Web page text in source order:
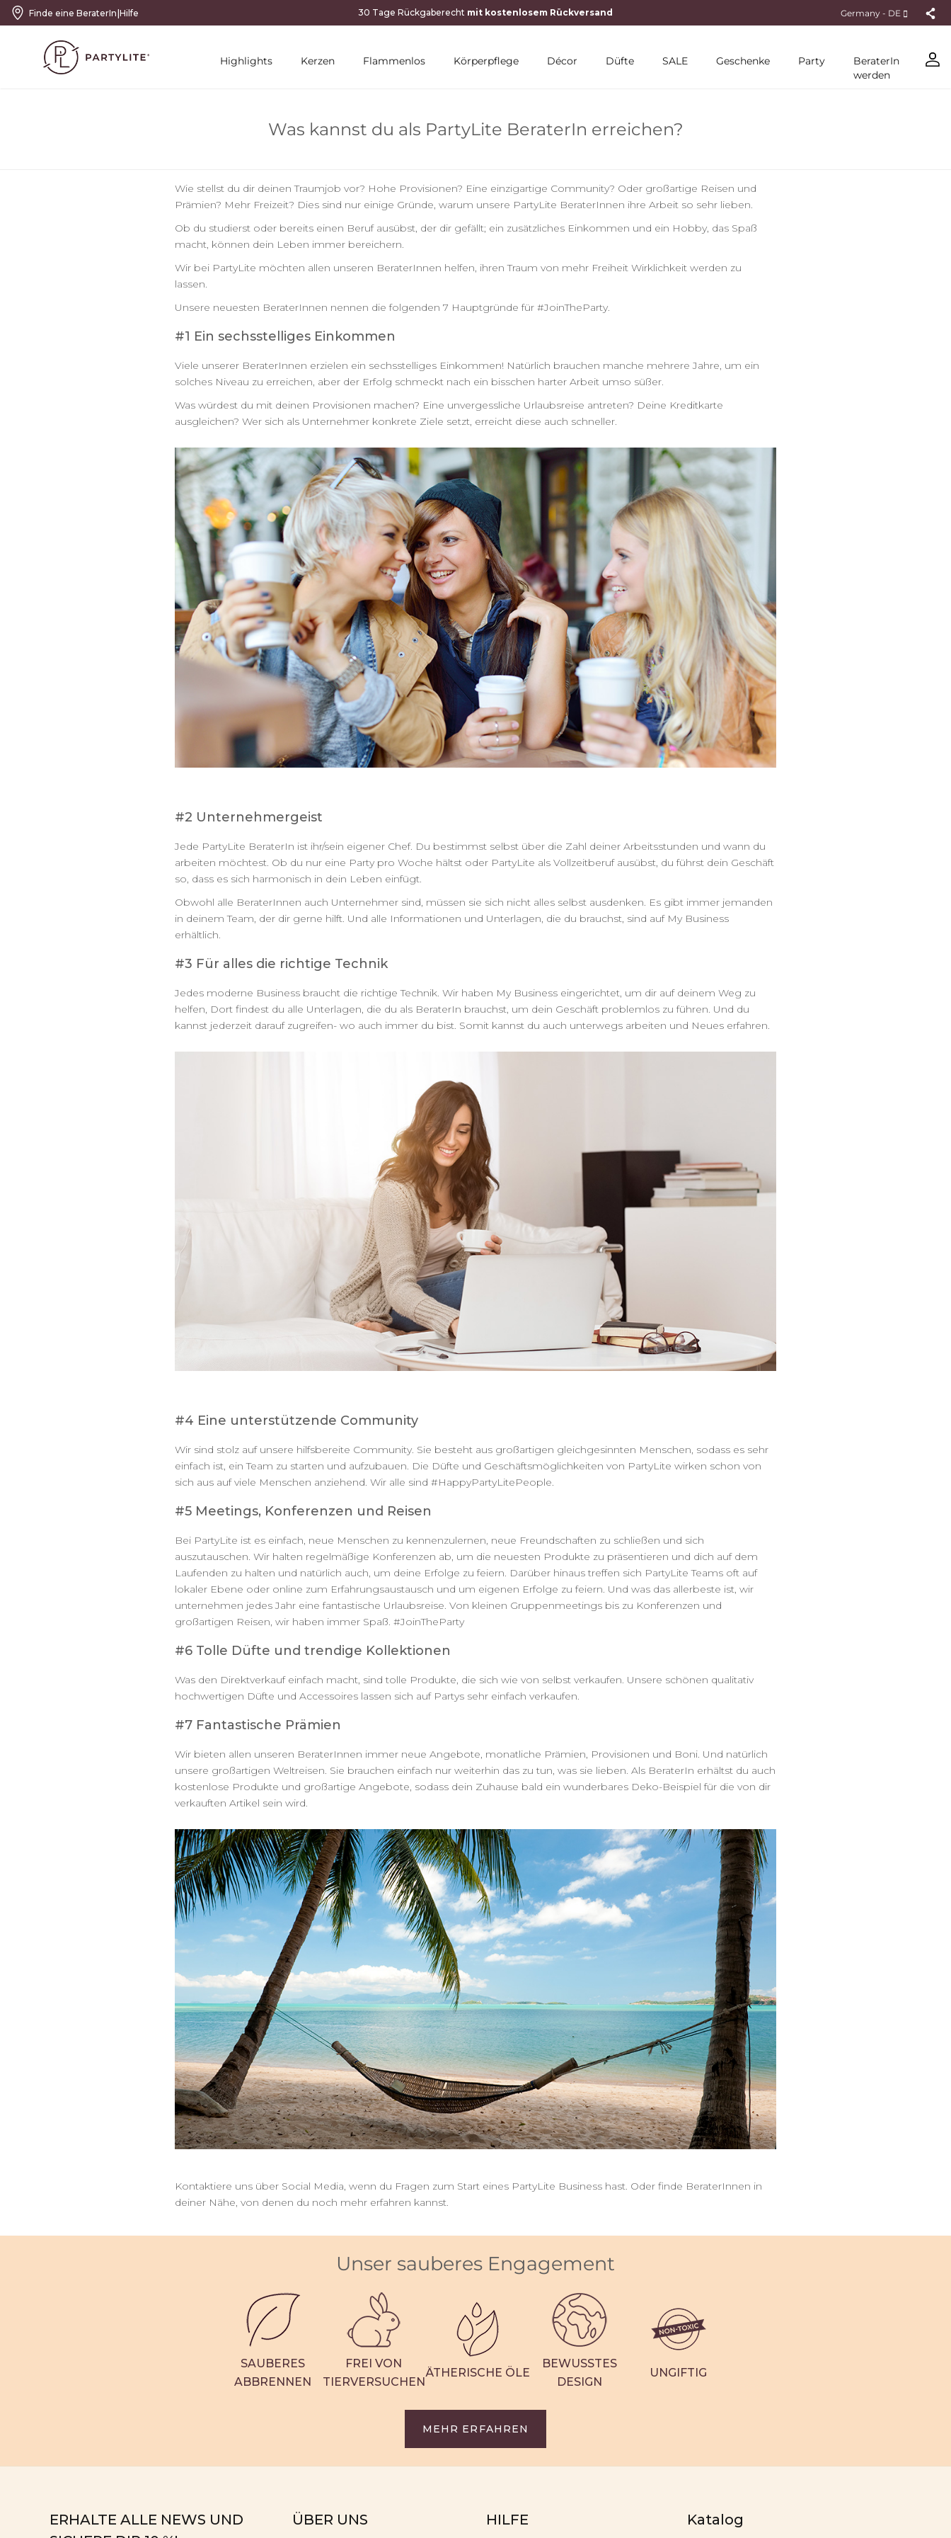
Finde eine BeraterIn|Hilfe 10 % RABATT MIT NEWSLETTER Germany - DE
Highlights Kerzen Flammenlos Körperpflege Décor Düfte SALE Geschenke Party
BeraterIn
werden
Was kannst du als PartyLite BeraterIn erreichen?
Wie stellst du dir deinen Traumjob vor? Hohe Provisionen? Eine einzigartige Community? Oder großartige Reisen und
Prämien? Mehr Freizeit? Dies sind nur einige Gründe, warum unsere PartyLite BeraterInnen ihre Arbeit so sehr lieben.
Ob du studierst oder bereits einen Beruf ausübst, der dir gefällt; ein zusätzliches Einkommen und ein Hobby, das Spaß
macht, können dein Leben immer bereichern.
Wir bei PartyLite möchten allen unseren BeraterInnen helfen, ihren Traum von mehr Freiheit Wirklichkeit werden zu
lassen.
Unsere neuesten BeraterInnen nennen die folgenden 7 Hauptgründe für #JoinTheParty.
#1 Ein sechsstelliges Einkommen
Viele unserer BeraterInnen erzielen ein sechsstelliges Einkommen! Natürlich brauchen manche mehrere Jahre, um ein
solches Niveau zu erreichen, aber der Erfolg schmeckt nach ein bisschen harter Arbeit umso süßer.
Was würdest du mit deinen Provisionen machen? Eine unvergessliche Urlaubsreise antreten? Deine Kreditkarte
ausgleichen? Wer sich als Unternehmer konkrete Ziele setzt, erreicht diese auch schneller.
#2 Unternehmergeist
Jede PartyLite BeraterIn ist ihr/sein eigener Chef. Du bestimmst selbst über die Zahl deiner Arbeitsstunden und wann du
arbeiten möchtest. Ob du nur eine Party pro Woche hältst oder PartyLite als Vollzeitberuf ausübst, du führst dein Geschäft
so, dass es sich harmonisch in dein Leben einfügt.
Obwohl alle BeraterInnen auch Unternehmer sind, müssen sie sich nicht alles selbst ausdenken. Es gibt immer jemanden
in deinem Team, der dir gerne hilft. Und alle Informationen und Unterlagen, die du brauchst, sind auf My Business
erhältlich.
#3 Für alles die richtige Technik
Jedes moderne Business braucht die richtige Technik. Wir haben My Business eingerichtet, um dir auf deinem Weg zu
helfen, Dort findest du alle Unterlagen, die du als BeraterIn brauchst, um dein Geschäft problemlos zu führen. Und du
kannst jederzeit darauf zugreifen- wo auch immer du bist. Somit kannst du auch unterwegs arbeiten und Neues erfahren.
#4 Eine unterstützende Community
Wir sind stolz auf unsere hilfsbereite Community. Sie besteht aus großartigen gleichgesinnten Menschen, sodass es sehr
einfach ist, ein Team zu starten und aufzubauen. Die Düfte und Geschäftsmöglichkeiten von PartyLite wirken schon von
sich aus auf viele Menschen anziehend. Wir alle sind #HappyPartyLitePeople.
#5 Meetings, Konferenzen und Reisen
Bei PartyLite ist es einfach, neue Menschen zu kennenzulernen, neue Freundschaften zu schließen und sich
auszutauschen. Wir halten regelmäßige Konferenzen ab, um die neuesten Produkte zu präsentieren und dich auf dem
Laufenden zu halten und natürlich auch, um deine Erfolge zu feiern. Darüber hinaus treffen sich PartyLite Teams oft auf
lokaler Ebene oder online zum Erfahrungsaustausch und um eigenen Erfolge zu feiern. Und was das allerbeste ist, wir
unternehmen jedes Jahr eine fantastische Urlaubsreise. Von kleinen Gruppenmeetings bis zu Konferenzen und
großartigen Reisen, wir haben immer Spaß. #JoinTheParty
#6 Tolle Düfte und trendige Kollektionen
Was den Direktverkauf einfach macht, sind tolle Produkte, die sich wie von selbst verkaufen. Unsere schönen qualitativ
hochwertigen Düfte und Accessoires lassen sich auf Partys sehr einfach verkaufen.
#7 Fantastische Prämien
Wir bieten allen unseren BeraterInnen immer neue Angebote, monatliche Prämien, Provisionen und Boni. Und natürlich
unsere großartigen Weltreisen. Sie brauchen einfach nur weiterhin das zu tun, was sie lieben. Als BeraterIn erhältst du auch
kostenlose Produkte und großartige Angebote, sodass dein Zuhause bald ein wunderbares Deko-Beispiel für die von dir
verkauften Artikel sein wird.
Kontaktiere uns über Social Media, wenn du Fragen zum Start eines PartyLite Business hast. Oder finde BeraterInnen in
deiner Nähe, von denen du noch mehr erfahren kannst.
Unser sauberes Engagement
SAUBERES
ABBRENNEN
FREI VON
TIERVERSUCHEN
ÄTHERISCHE ÖLE
BEWUSSTES
DESIGN
UNGIFTIG
MEHR ERFAHREN
ERHALTE ALLE NEWS UND
ÜBER UNS HILFE Katalog